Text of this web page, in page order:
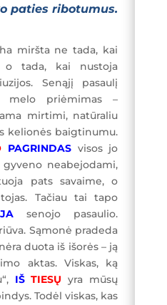
paties ribotumus.
miršta ne tada, kai
o tada, kai nustoja
Senąjį pasaulį
priėmimas –
mirtimi, natūraliu
kelionės baigtinumu.
PAGRINDASvisos jo
neabejodami,
pats savaime, o
Tačiau tai tapo
senojo pasaulio.
Sąmonė pradeda
duota iš išorės – ją
aktas. Viskas, ką
IŠ TIESŲ yra mūsų
Todėl viskas, kas